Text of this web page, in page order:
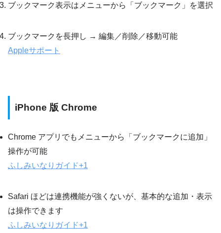
ブックマーク表示はメニューから「ブックマーク」を選択
ブックマークを長押し → 編集／削除／移動可能
Appleサポート
iPhone 版 Chrome
Chrome アプリでもメニューから「ブックマークに追加」
操作が可能
ふしみいなりガイド+1
Safari ほどは連携機能が強くないが、基本的な追加・表示
は操作できます
ふしみいなりガイド+1